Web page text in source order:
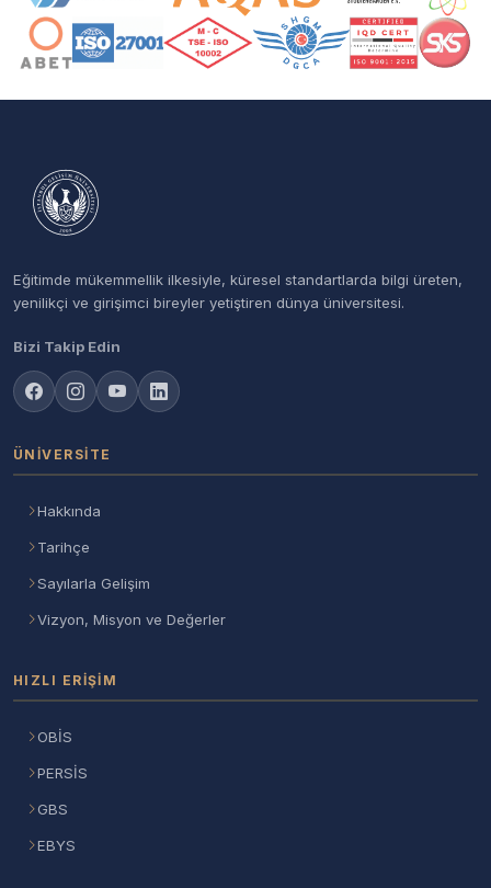
Eğitimde mükemmellik ilkesiyle, küresel standartlarda bilgi üreten,
yenilikçi ve girişimci bireyler yetiştiren dünya üniversitesi.
Bizi Takip Edin
ÜNIVERSITE
Hakkında
Tarihçe
Sayılarla Gelişim
Vizyon, Misyon ve Değerler
HIZLI ERIŞIM
OBİS
PERSİS
GBS
EBYS